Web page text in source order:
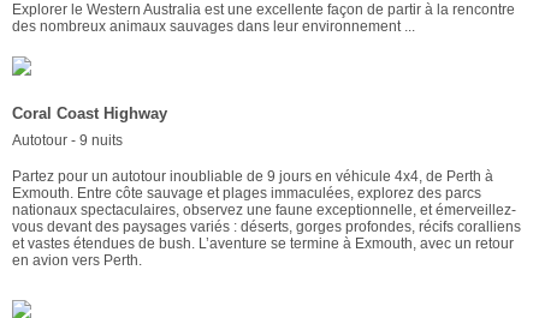
Explorer le Western Australia est une excellente façon de partir à la rencontre
des nombreux animaux sauvages dans leur environnement ...
Coral Coast Highway
Autotour - 9 nuits
Partez pour un autotour inoubliable de 9 jours en véhicule 4x4, de Perth à
Exmouth. Entre côte sauvage et plages immaculées, explorez des parcs
nationaux spectaculaires, observez une faune exceptionnelle, et émerveillez-
vous devant des paysages variés : déserts, gorges profondes, récifs coralliens
et vastes étendues de bush. L’aventure se termine à Exmouth, avec un retour
en avion vers Perth.